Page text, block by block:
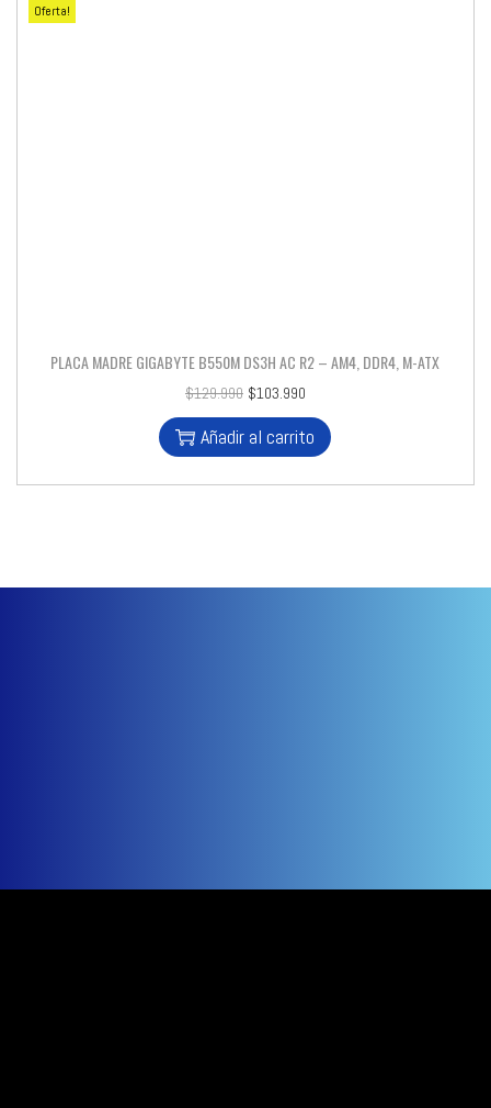
Oferta!
PLACA MADRE GIGABYTE B550M DS3H AC R2 – AM4, DDR4, M-ATX
$129.990 $103.990
Añadir al carrito